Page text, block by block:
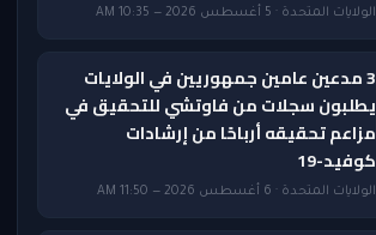
الولايات المتحدة · 5 أغسطس 2026 — 10:35 AM
3 مدعين عامين جمهوريين في الولايات
يطلبون سجلات من فاوتشي للتحقيق في
مزاعم تحقيقه أرباحًا من إرشادات
كوفيد-19
الولايات المتحدة · 6 أغسطس 2026 — 11:50 AM